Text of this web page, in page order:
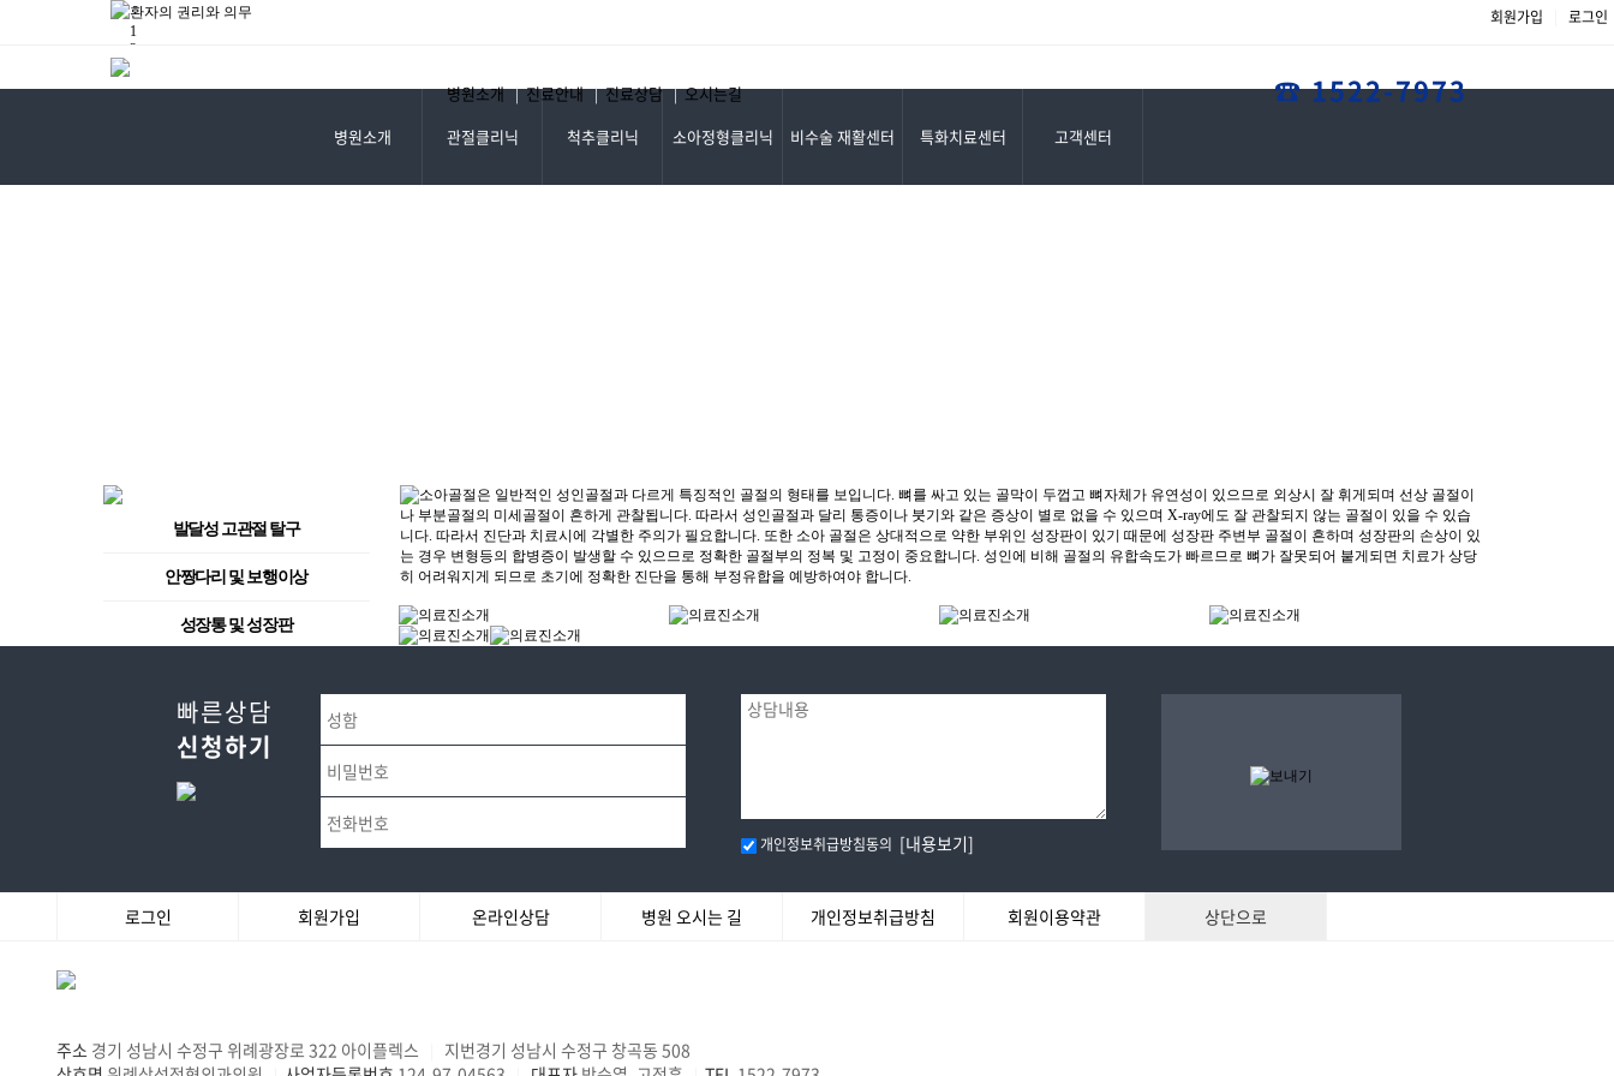
환자의 권리와 의무
1
2
4
회원가입 로그인
☎ 1522-7973
병원소개 | 진료안내 | 진료상담 | 오시는길
병원소개
관절클리닉 척추클리닉 소아정형클리닉 비수술 재활센터 특화치료센터 고객센터
발달성 고관절 탈구
안짱다리 및 보행이상
성장통 및 성장판
소아외상 및 골절
빠른상담
신청하기
개인정보취급방침동의 [내용보기]
로그인 회원가입 온라인상담 병원 오시는 길 개인정보취급방침 회원이용약관 상단으로
주소 경기 성남시 수정구 위례광장로 322 아이플렉스
지번경기 성남시 수정구 창곡동 508